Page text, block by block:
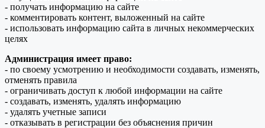
- получать информацию на сайте
- комментировать контент, выложенный на сайте
- использовать информацию сайта в личных некоммерческих
целях
Администрация имеет право:
- по своему усмотрению и необходимости создавать, изменять,
отменять правила
- ограничивать доступ к любой информации на сайте
- создавать, изменять, удалять информацию
- удалять учетные записи
- отказывать в регистрации без объяснения причин